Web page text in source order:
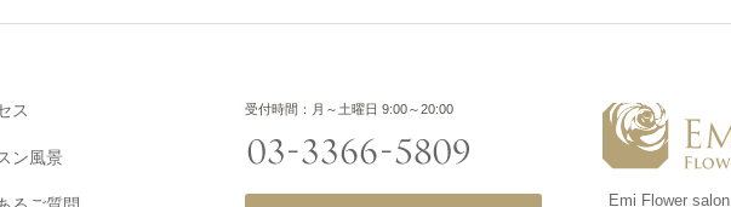
ス
ン風景
受付時間：月～土曜日 9:00～20:00
Emi Flower salon